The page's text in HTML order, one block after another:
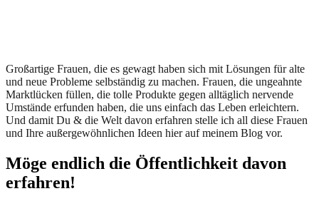
Großartige Frauen, die es gewagt haben sich mit Lösungen für alte
und neue Probleme selbständig zu machen. Frauen, die ungeahnte
Marktlücken füllen, die tolle Produkte gegen alltäglich nervende
Umstände erfunden haben, die uns einfach das Leben erleichtern.
Und damit Du & die Welt davon erfahren stelle ich all diese Frauen
und Ihre außergewöhnlichen Ideen hier auf meinem Blog vor.
Möge endlich die Öffentlichkeit davon
erfahren!